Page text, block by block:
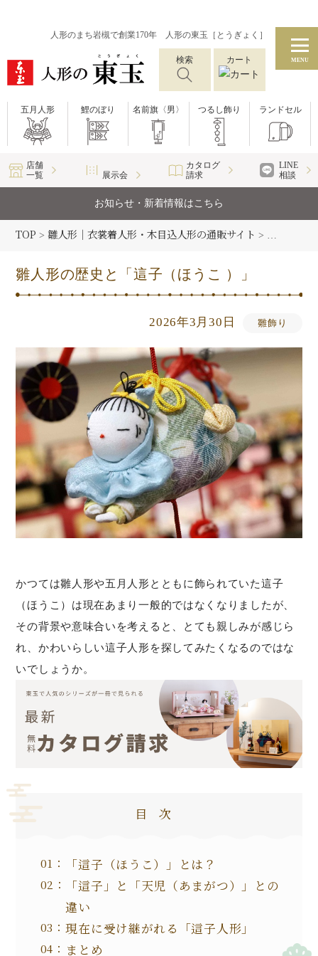
人形のまち岩槻で創業170年 人形の東玉［とうぎょく］
検索 カート MENU
五月人形 鯉のぼり 名前旗〈男〉 つるし飾り ランドセル
店舗
一覧
展示会
カタログ
請求
LINE
相談
お知らせ・新着情報はこちら
TOP >雛人形｜衣裳着人形・木目込人形の通販サイト > 雛人形コ
雛人形の歴史と「這子（ほうこ ）」
2026年3月30日 雛飾り
かつては雛人形や五月人形とともに飾られていた這子
（ほうこ）は現在あまり一般的ではなくなりましたが、
その背景や意味合いを考えると、とても親しみが感じら
れ、かわいらしい這子人形を探してみたくなるのではな
いでしょうか。
目次
「這子（ほうこ）」とは？
「這子」と「天児（あまがつ）」との
違い
現在に受け継がれる「這子人形」
まとめ